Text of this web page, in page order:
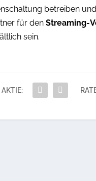
betreiben
für denStreaming-
sein.
AKTIE: